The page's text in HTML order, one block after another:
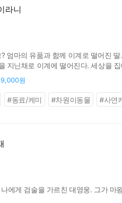
라니
엄마의 유품과 함께 이계로 떨어진
지닌채로 이계에 떨어진다. 세상을
원
#동료/케미 #차원이동물 #사연
에게 검술을 가르친 대영웅. 그가